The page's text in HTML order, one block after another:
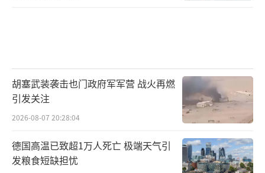
胡塞武装袭击也门政府军军营 战火再燃
引发关注
2026-08-07 20:28:04
德国高温已致超1万人死亡 极端天气引
发粮食短缺担忧